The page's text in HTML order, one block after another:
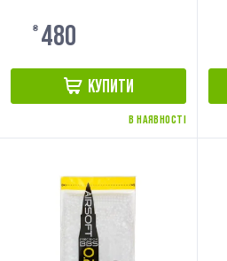
₴ 480
КУПИТИ
В НАЯВНОСТІ